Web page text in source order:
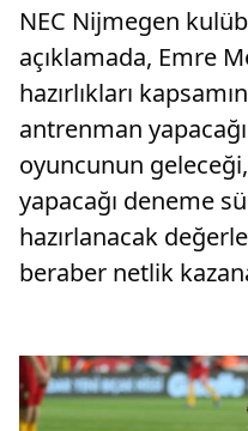
NEC Nijmegen
açıklamada, Emre
hazırlıkları
antrenman
oyuncunun
yapacağı deneme
hazırlanacak
beraber netlik